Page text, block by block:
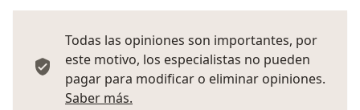
Todas las opiniones son importantes, por
este motivo, los especialistas no pueden
pagar para modificar o eliminar opiniones.
Saber más.